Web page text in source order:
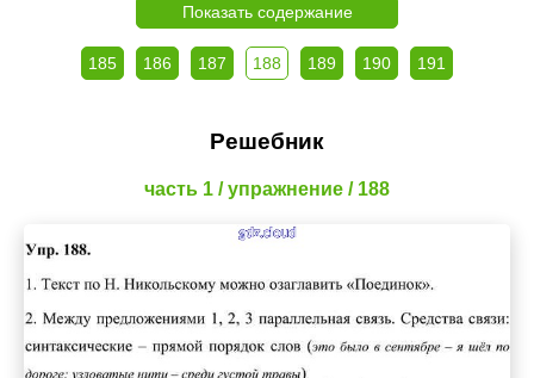
Показать содержание
185 186 187 188 189 190 191
Решебник
часть 1 / упражнение / 188